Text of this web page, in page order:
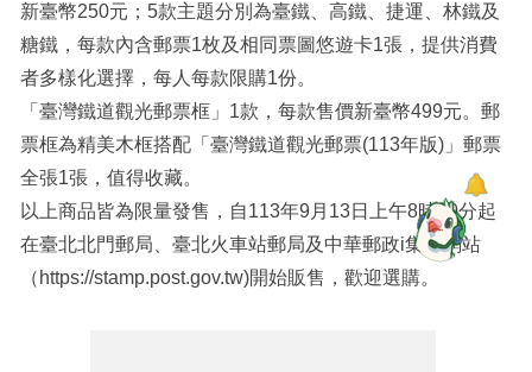
新臺幣250元；5款主題分別為臺鐵、高鐵、捷運、林鐵及
糖鐵，每款內含郵票1枚及相同票圖悠遊卡1張，提供消費
者多樣化選擇，每人每款限購1份。
「臺灣鐵道觀光郵票框」1款，每款售價新臺幣499元。郵
票框為精美木框搭配「臺灣鐵道觀光郵票(113年版)」郵票
全張1張，值得收藏。
以上商品皆為限量發售，自113年9月13日上午8時30分起
在臺北北門郵局、臺北火車站郵局及中華郵政i集郵網站
（https://stamp.post.gov.tw)開始販售，歡迎選購。